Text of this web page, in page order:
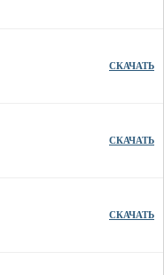
СКАЧАТЬ
СКАЧАТЬ
СКАЧАТЬ